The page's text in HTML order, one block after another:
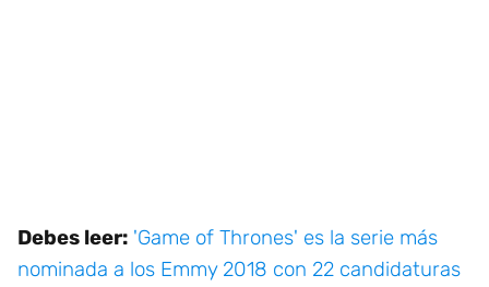
Debes leer: 'Game of Thrones' es la serie más
nominada a los Emmy 2018 con 22 candidaturas